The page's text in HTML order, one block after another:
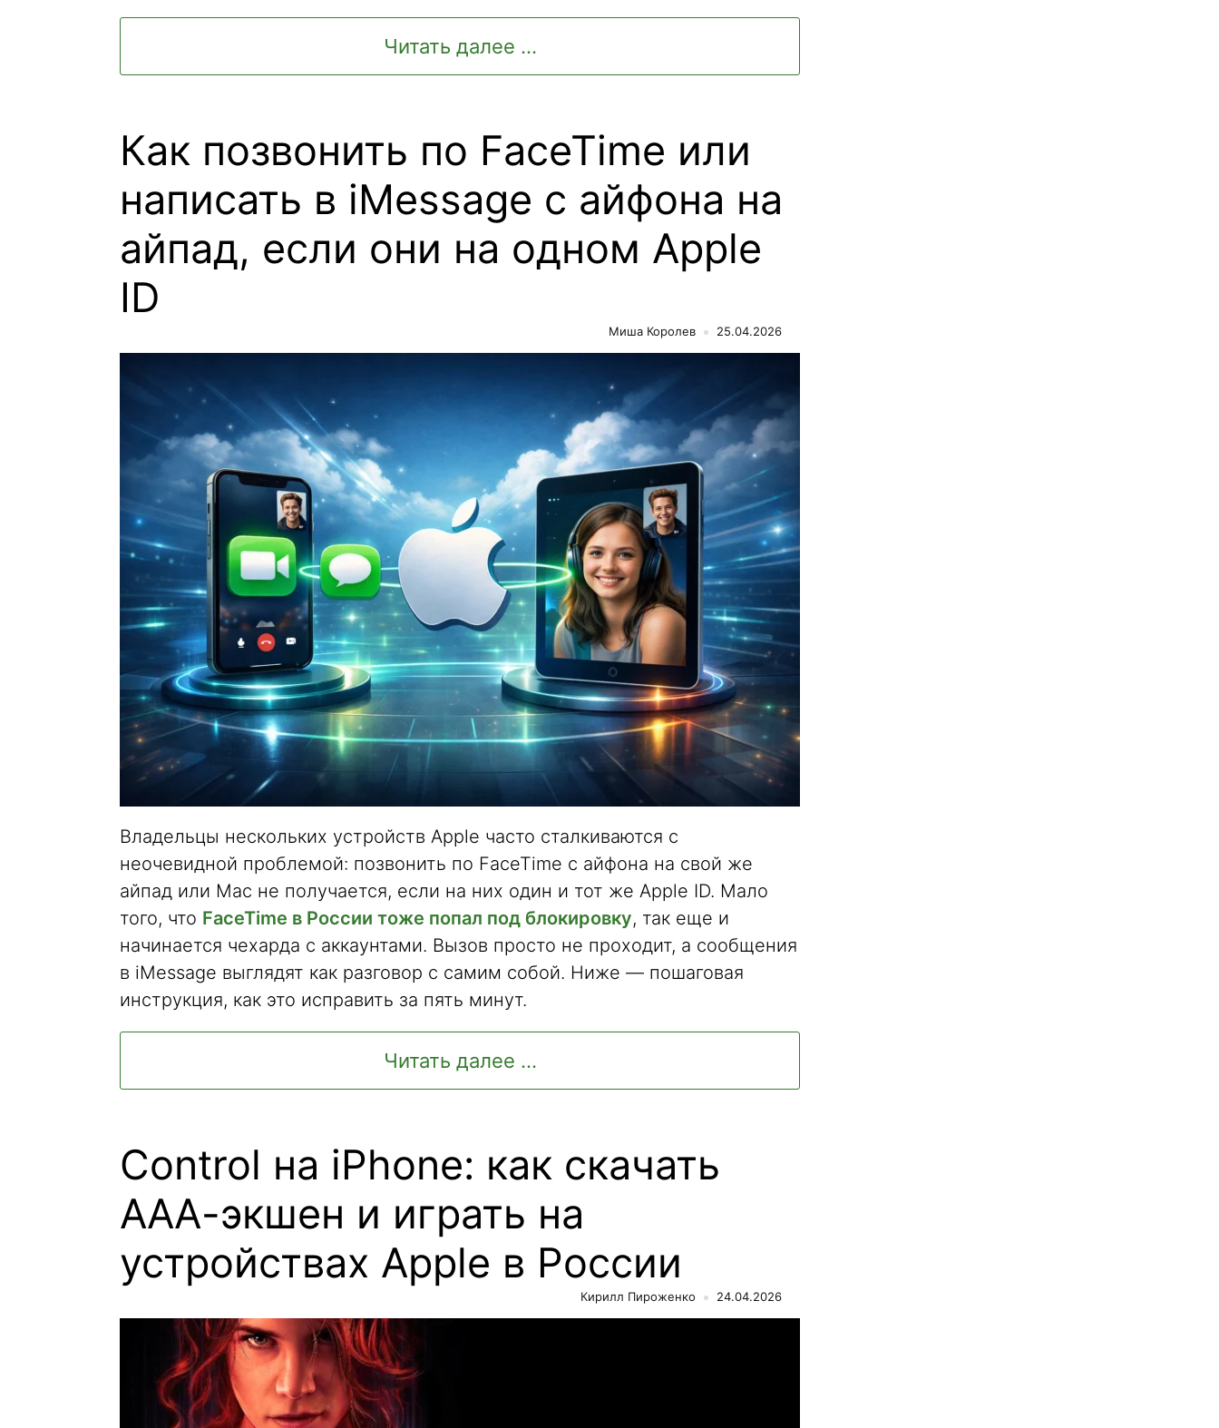
Читать далее ...
Как позвонить по FaceTime или
написать в iMessage с айфона на
айпад, если они на одном Apple
ID
Миша Королев 25.04.2026
Владельцы нескольких устройств Apple часто сталкиваются с
неочевидной проблемой: позвонить по FaceTime с айфона на свой же
айпад или Mac не получается, если на них один и тот же Apple ID. Мало
того, что FaceTime в России тоже попал под блокировку, так еще и
начинается чехарда с аккаунтами. Вызов просто не проходит, а сообщения
в iMessage выглядят как разговор с самим собой. Ниже — пошаговая
инструкция, как это исправить за пять минут.
Читать далее ...
Control на iPhone: как скачать
ААА-экшен и играть на
устройствах Apple в России
Кирилл Пироженко 24.04.2026